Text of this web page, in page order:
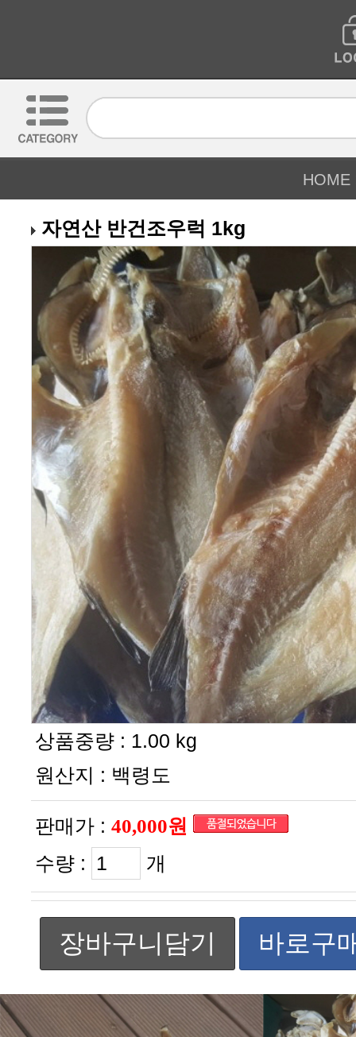
HOME
자연산 반건조우럭 1kg
상품중량 : 1.00 kg
원산지 : 백령도
판매가 : 40,000원
수량 : 개
장바구니담기 바로구